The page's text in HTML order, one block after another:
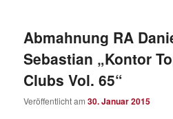
Abmahnung RA
Sebastian „Kontor
Clubs Vol. 65“
Veröffentlicht am30. Januar 2015